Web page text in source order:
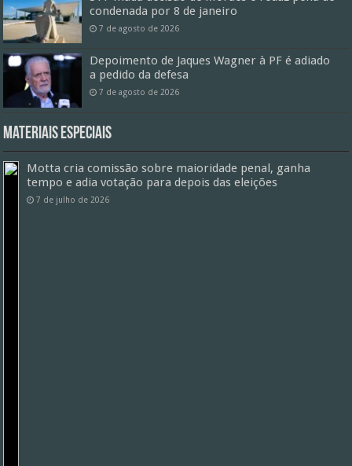
condenada por 8 de janeiro
7 de agosto de 2026
Depoimento de Jaques Wagner à PF é adiado
a pedido da defesa
7 de agosto de 2026
Materiais especiais
Motta cria comissão sobre maioridade penal, ganha
tempo e adia votação para depois das eleições
7 de julho de 2026